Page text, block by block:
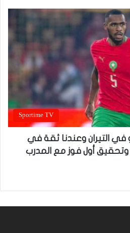
Sportime TV
التيران وعندنا ثقة في
أول فوز مع المدرب